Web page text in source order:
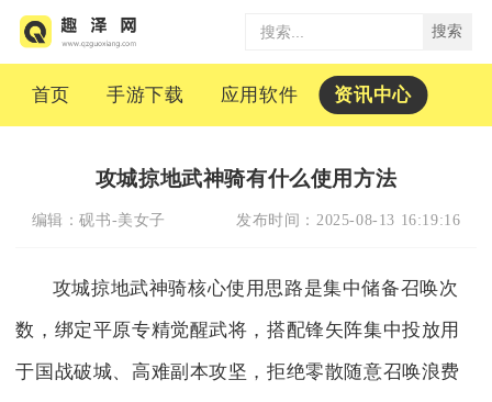
搜索
首页 手游下载 应用软件 资讯中心
攻城掠地武神骑有什么使用方法
编辑：砚书-美女子 发布时间： 2025-08-13 16:19:16
攻城掠地武神骑核心使用思路是集中储备召唤次
数，绑定平原专精觉醒武将，搭配锋矢阵集中投放用
于国战破城、高难副本攻坚，拒绝零散随意召唤浪费